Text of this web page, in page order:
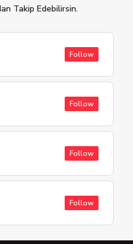
Takip Edebilirsin.
Follow
Follow
Follow
Follow